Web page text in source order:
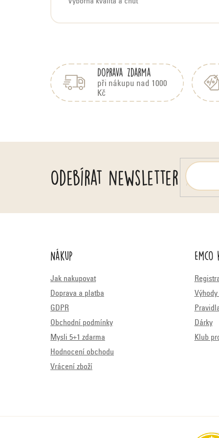
Doprava zdarma
při nákupu nad 1000
Kč
Odebírat newsletter
Nákup
Jak nakupovat
Doprava a platba
GDPR
Obchodní podmínky
Mysli 5+1 zdarma
Hodnocení obchodu
Vrácení zboží
Emco
Dárky
Klub